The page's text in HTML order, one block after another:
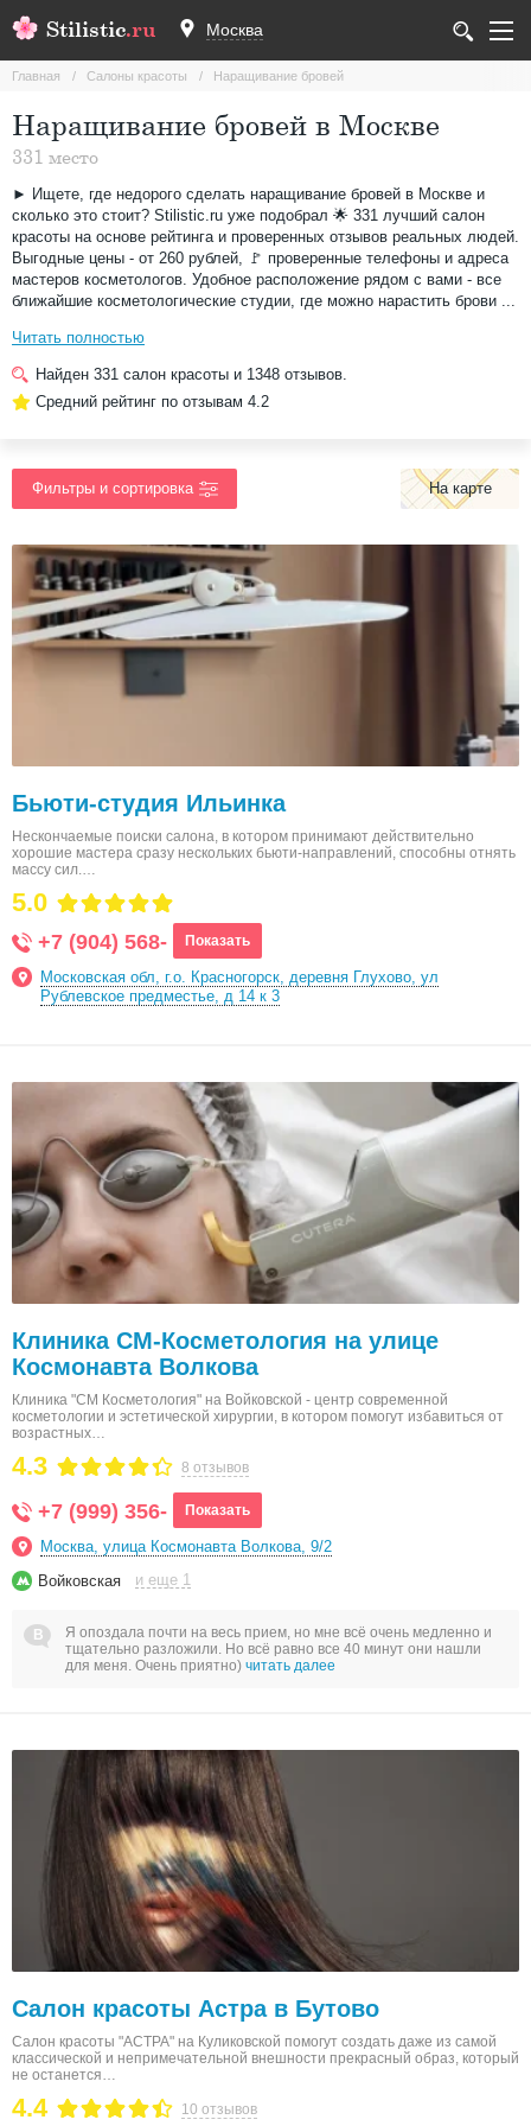
Stilistic.ru Москва
Главная Салоны красоты Наращивание бровей
Наращивание бровей в Москве
331 место
► Ищете, где недорого сделать наращивание бровей в Москве и
сколько это стоит? Stilistic.ru уже подобрал 🌟 331 лучший салон
красоты на основе рейтинга и проверенных отзывов реальных людей.
Выгодные цены - от 260 рублей, 🚩 проверенные телефоны и адреса
мастеров косметологов. Удобное расположение рядом с вами - все
ближайшие косметологические студии, где можно нарастить брови ...
Читать полностью
Найден 331 салон красоты и 1348 отзывов.
Средний рейтинг по отзывам 4.2
На карте
Бьюти-студия Ильинка
Нескончаемые поиски салона, в котором принимают действительно
хорошие мастера сразу нескольких бьюти-направлений, способны отнять
массу сил.…
5.0
+7 (904) 568- Показать
Московская обл, г.о. Красногорск, деревня Глухово, ул
Рублевское предместье, д 14 к 3
Клиника СМ-Косметология на улице
Космонавта Волкова
Клиника "СМ Косметология" на Войковской - центр современной
косметологии и эстетической хирургии, в котором помогут избавиться от
возрастных…
8 отзывов
4.3
+7 (999) 356- Показать
Москва, улица Космонавта Волкова, 9/2
Войковская
и еще 1
Я опоздала почти на весь прием, но мне всё очень медленно и
тщательно разложили. Но всё равно все 40 минут они нашли
для меня. Очень приятно) читать далее
Салон красоты Астра в Бутово
Салон красоты "АСТРА" на Куликовской помогут создать даже из самой
классической и непримечательной внешности прекрасный образ, который
не останется…
10 отзывов
4.4